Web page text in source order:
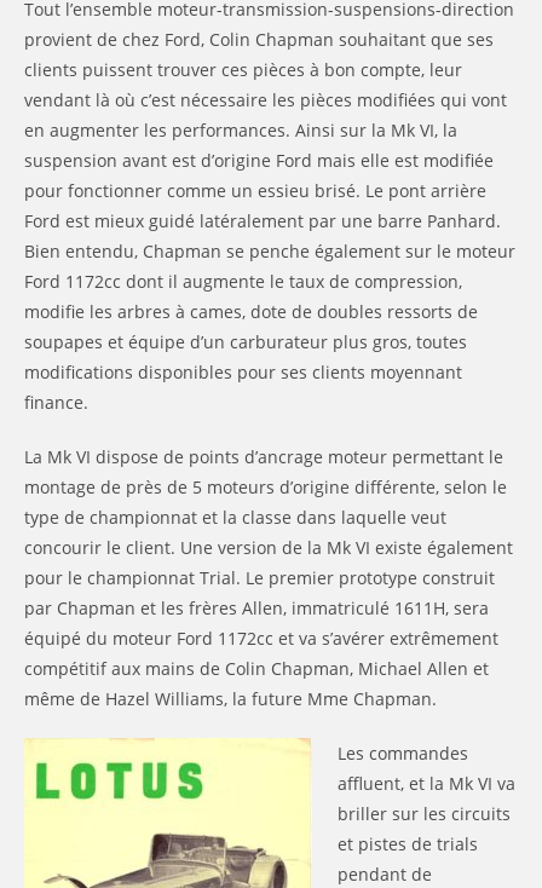
Tout l’ensemble moteur-transmission-suspensions-direction
provient de chez Ford, Colin Chapman souhaitant que ses
clients puissent trouver ces pièces à bon compte, leur
vendant là où c’est nécessaire les pièces modifiées qui vont
en augmenter les performances. Ainsi sur la Mk VI, la
suspension avant est d’origine Ford mais elle est modifiée
pour fonctionner comme un essieu brisé. Le pont arrière
Ford est mieux guidé latéralement par une barre Panhard.
Bien entendu, Chapman se penche également sur le moteur
Ford 1172cc dont il augmente le taux de compression,
modifie les arbres à cames, dote de doubles ressorts de
soupapes et équipe d’un carburateur plus gros, toutes
modifications disponibles pour ses clients moyennant
finance.
La Mk VI dispose de points d’ancrage moteur permettant le
montage de près de 5 moteurs d’origine différente, selon le
type de championnat et la classe dans laquelle veut
concourir le client. Une version de la Mk VI existe également
pour le championnat Trial. Le premier prototype construit
par Chapman et les frères Allen, immatriculé 1611H, sera
équipé du moteur Ford 1172cc et va s’avérer extrêmement
compétitif aux mains de Colin Chapman, Michael Allen et
même de Hazel Williams, la future Mme Chapman.
Les commandes
affluent, et la Mk VI va
briller sur les circuits
et pistes de trials
pendant de